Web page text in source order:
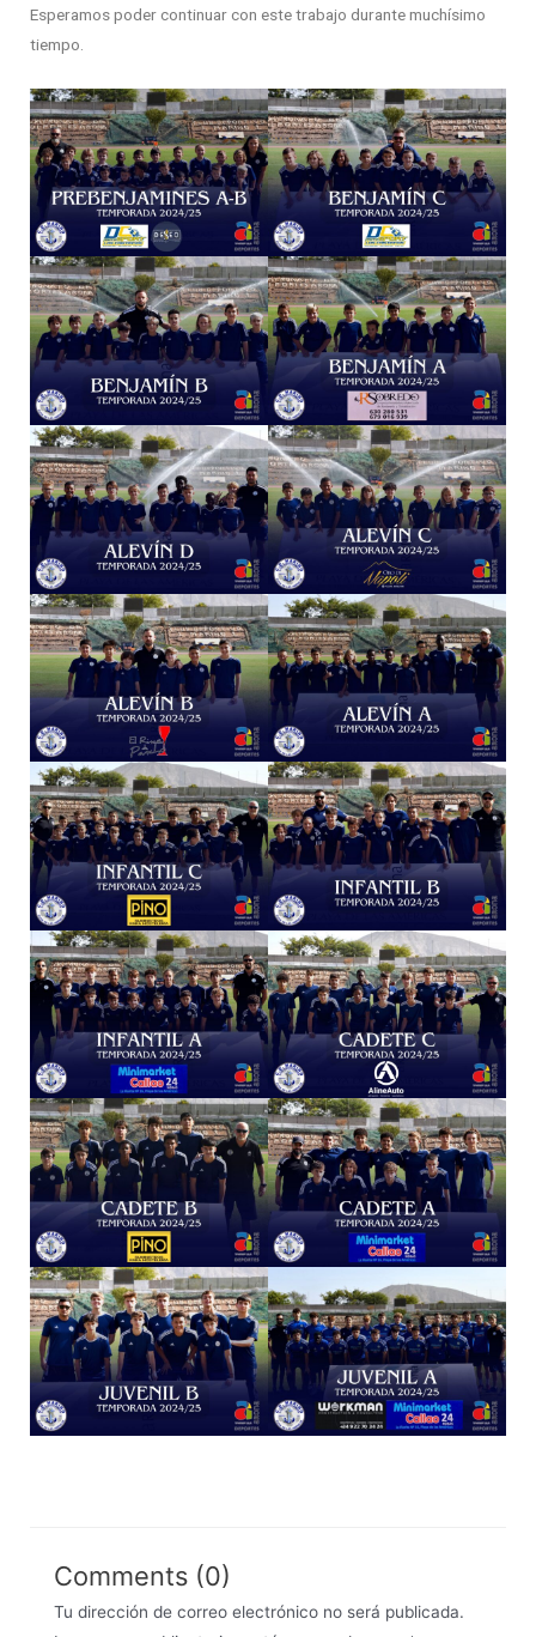
Esperamos poder continuar con este trabajo durante muchísimo
tiempo.
Comments (0)
Tu dirección de correo electrónico no será publicada.